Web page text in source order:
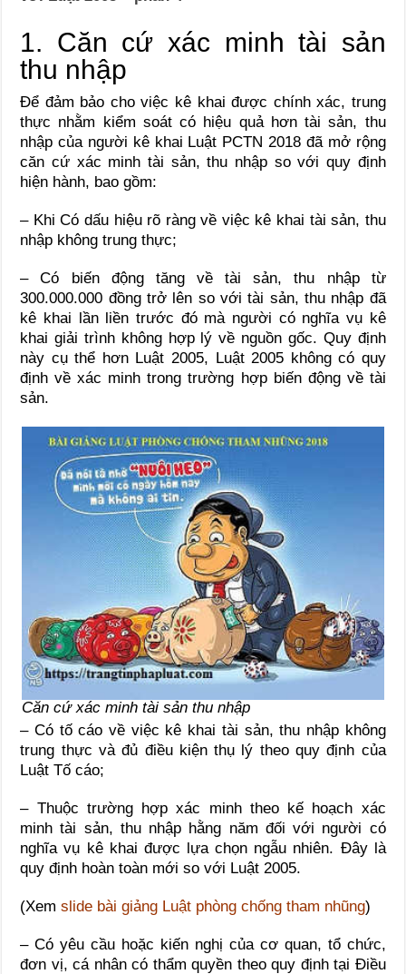
1. Căn cứ xác minh tài sản
thu nhập
Để đảm bảo cho việc kê khai được chính xác, trung
thực nhằm kiểm soát có hiệu quả hơn tài sản, thu
nhập của người kê khai Luật PCTN 2018 đã mở rộng
căn cứ xác minh tài sản, thu nhập so với quy định
hiện hành, bao gồm:
– Khi Có dấu hiệu rõ ràng về việc kê khai tài sản, thu
nhập không trung thực;
– Có biến động tăng về tài sản, thu nhập từ
300.000.000 đồng trở lên so với tài sản, thu nhập đã
kê khai lần liền trước đó mà người có nghĩa vụ kê
khai giải trình không hợp lý về nguồn gốc. Quy định
này cụ thể hơn Luật 2005, Luật 2005 không có quy
định về xác minh trong trường hợp biến động về tài
sản.
Căn cứ xác minh tài sản thu nhập
– Có tố cáo về việc kê khai tài sản, thu nhập không
trung thực và đủ điều kiện thụ lý theo quy định của
Luật Tố cáo;
– Thuộc trường hợp xác minh theo kế hoạch xác
minh tài sản, thu nhập hằng năm đối với người có
nghĩa vụ kê khai được lựa chọn ngẫu nhiên. Đây là
quy định hoàn toàn mới so với Luật 2005.
(Xemslide bài giảng Luật phòng chống tham nhũng)
– Có yêu cầu hoặc kiến nghị của cơ quan, tổ chức,
đơn vị, cá nhân có thẩm quyền theo quy định tại Điều